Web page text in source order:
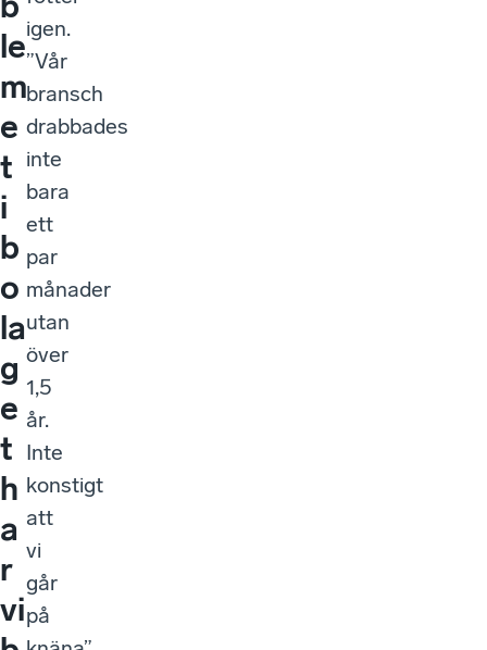
le
m
e
t
i
b
o
la
g
e
t
h
a
r
vi
igen.
”Vår
bransch
drabbades
inte
bara
ett
par
månader
utan
över
1,5
år.
Inte
konstigt
att
vi
går
på